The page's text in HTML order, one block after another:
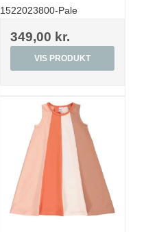
1522023800-Pale
349,00 kr.
VIS PRODUKT